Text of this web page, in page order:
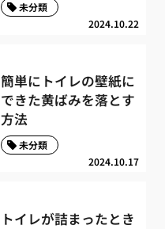
2024.10.22
未分類
簡単にトイレの壁紙に
できた黄ばみを落とす
方法
2024.10.17
未分類
トイレが詰まったとき